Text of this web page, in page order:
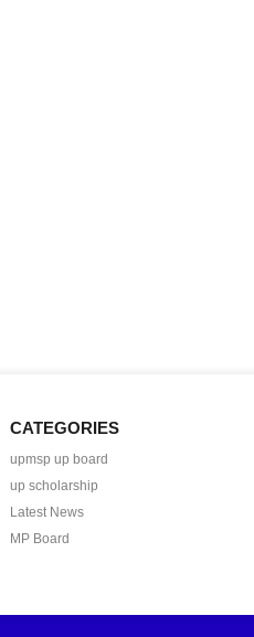
CATEGORIES
upmsp up board
up scholarship
Latest News
MP Board